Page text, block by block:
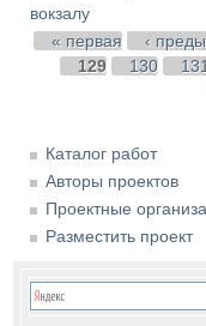
вокзалу
Страницы
« первая ‹
129
130
Каталог работ
Авторы проектов
Проектные
Разместить проект